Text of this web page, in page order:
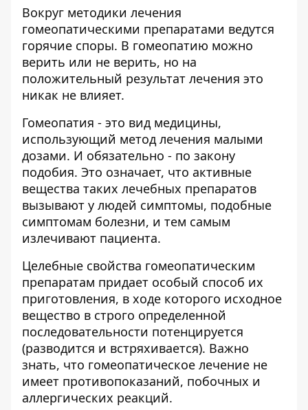
Вокруг методики лечения
гомеопатическими препаратами ведутся
горячие споры. В гомеопатию можно
верить или не верить, но на
положительный результат лечения это
никак не влияет.
Гомеопатия - это вид медицины,
использующий метод лечения малыми
дозами. И обязательно - по закону
подобия. Это означает, что активные
вещества таких лечебных препаратов
вызывают у людей симптомы, подобные
симптомам болезни, и тем самым
излечивают пациента.
Целебные свойства гомеопатическим
препаратам придает особый способ их
приготовления, в ходе которого исходное
вещество в строго определенной
последовательности потенцируется
(разводится и встряхивается). Важно
знать, что гомеопатическое лечение не
имеет противопоказаний, побочных и
аллергических реакций.